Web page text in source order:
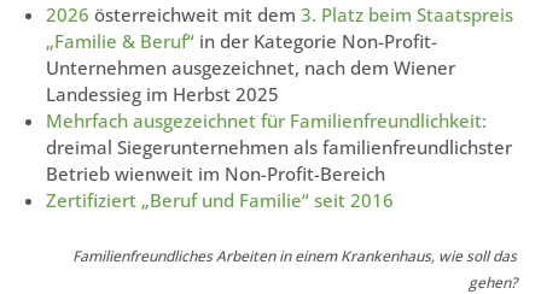
2026 österreichweit mit dem 3. Platz beim Staatspreis
„Familie & Beruf“ in der Kategorie Non-Profit-
Unternehmen ausgezeichnet, nach dem Wiener
Landessieg im Herbst 2025
Mehrfach ausgezeichnet für Familienfreundlichkeit:
dreimal Siegerunternehmen als familienfreundlichster
Betrieb wienweit im Non-Profit-Bereich
Zertifiziert „Beruf und Familie“ seit 2016
Familienfreundliches Arbeiten in einem Krankenhaus, wie soll das
gehen?